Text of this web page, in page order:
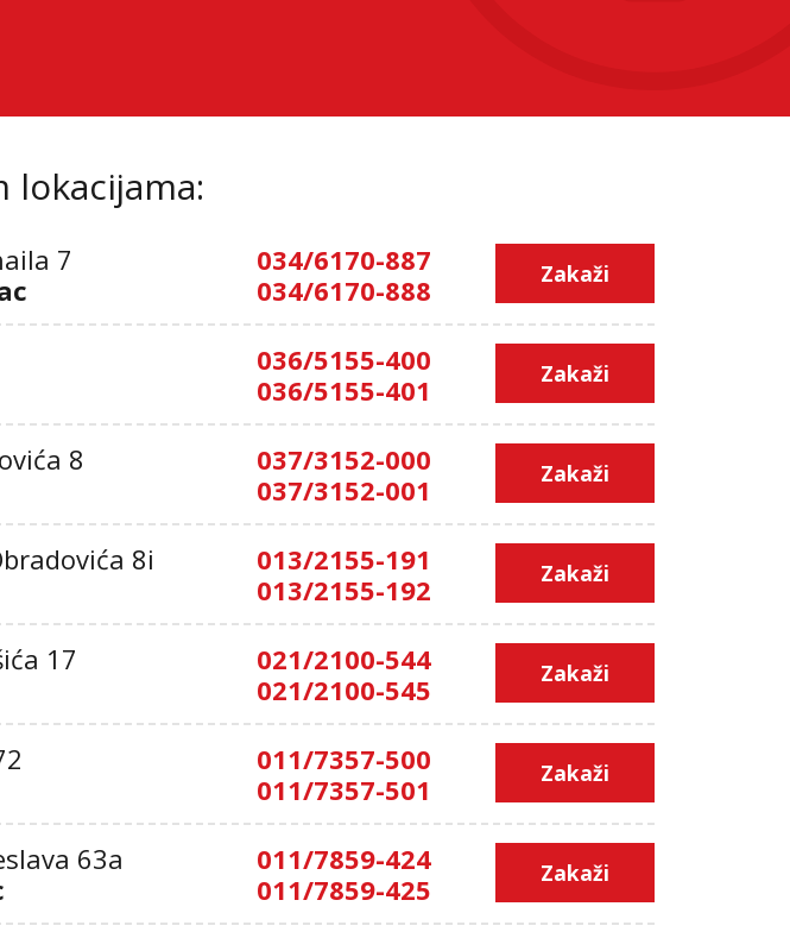
lokacijama:
7
034/6170-887
034/6170-888
Zakaži
036/5155-400
036/5155-401
Zakaži
8
037/3152-000
037/3152-001
Zakaži
8i
013/2155-191
013/2155-192
Zakaži
17
021/2100-544
021/2100-545
Zakaži
011/7357-500
011/7357-501
Zakaži
63a
011/7859-424
011/7859-425
Zakaži